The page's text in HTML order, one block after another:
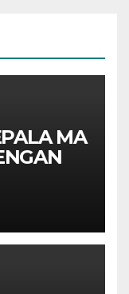
MA